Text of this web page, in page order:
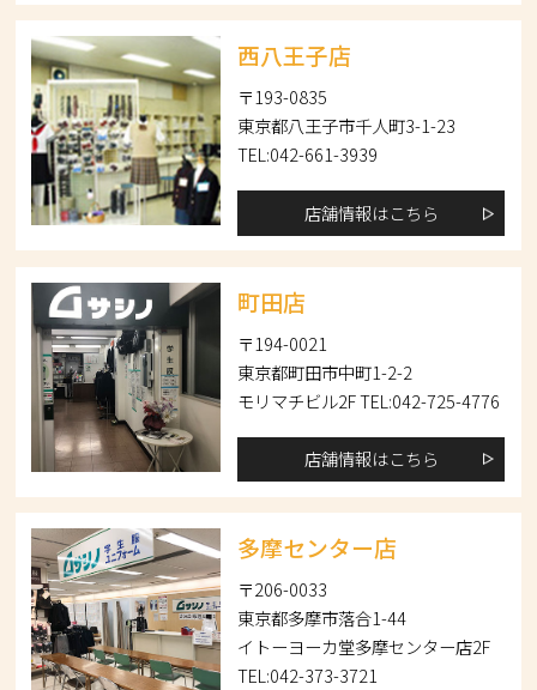
西八王子店
〒193-0835
東京都八王子市千人町3-1-23
TEL:042-661-3939
店舗情報はこちら
町田店
〒194-0021
東京都町田市中町1-2-2
モリマチビル2F TEL:042-725-4776
店舗情報はこちら
多摩センター店
〒206-0033
東京都多摩市落合1-44
イトーヨーカ堂多摩センター店2F
TEL:042-373-3721